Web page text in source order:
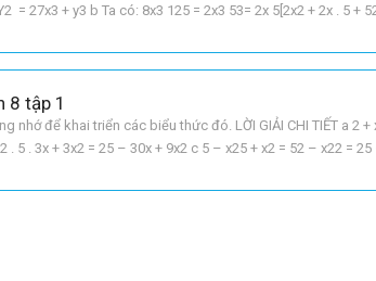
= 27x3 + y3 b Ta có: 8x3 125 = 2x3 53= 2x 5[2x2 + 2x . 5 +
8 tập 1
để khai triển các biểu thức đó. LỜI GIẢI CHI TIẾT a 2 +
. 3x + 3x2 = 25 – 30x + 9x2 c 5 – x25 + x2 = 52 – x22 = 25